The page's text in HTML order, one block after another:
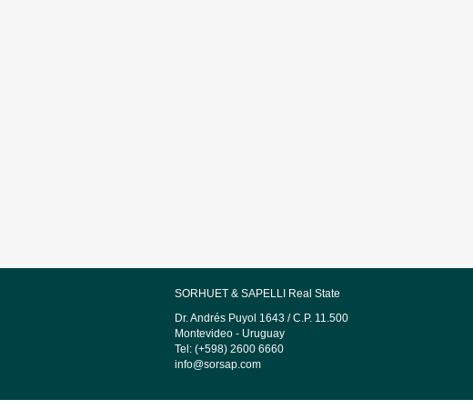
SORHUET & SAPELLI Real State
Dr. Andrés Puyol 1643 / C.P. 11.500
Montevideo - Uruguay
Tel: (+598) 2600 6660
info@sorsap.com